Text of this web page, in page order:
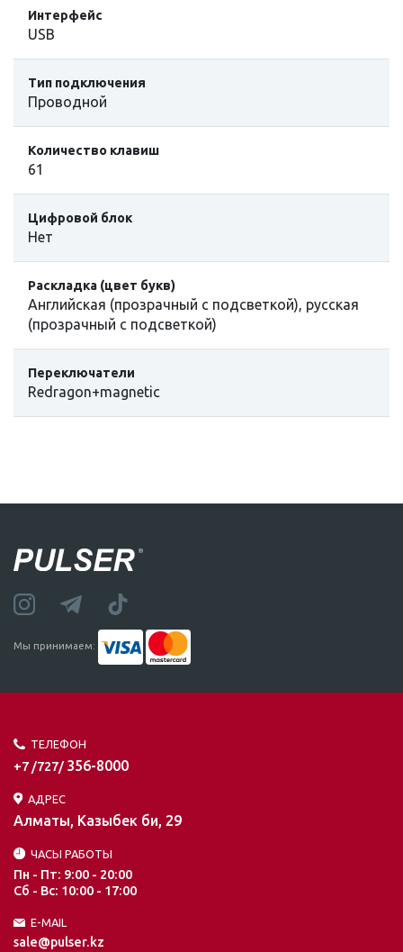
Интерфейс
USB
Тип подключения
Проводной
Количество клавиш
61
Цифровой блок
Нет
Раскладка (цвет букв)
Английская (прозрачный с подсветкой), русская
(прозрачный с подсветкой)
Переключатели
Redragon+magnetic
Мы принимаем:
ТЕЛЕФОН
+7 /727/ 356-8000
АДРЕС
Алматы, Казыбек би, 29
ЧАСЫ РАБОТЫ
Пн - Пт: 9:00 - 20:00
Сб - Вс: 10:00 - 17:00
E-MAIL
sale@pulser.kz